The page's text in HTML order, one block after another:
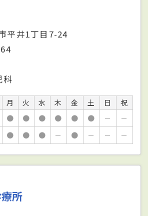
平井1丁目7-24
科
月 火 水 木 金 土 日
祝
● ● ● ● ● ● －
－
● ● ● － ● － － －
所